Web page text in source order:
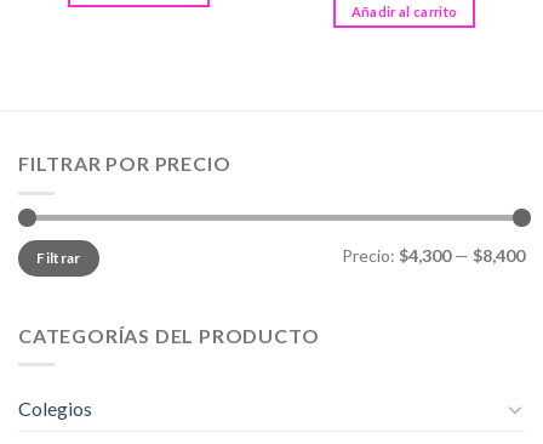
Añadir al carrito
FILTRAR POR PRECIO
Precio
mínimo
Precio
máximo
Filtrar Precio: $4,300— $8,400
CATEGORÍAS DEL PRODUCTO
Colegios